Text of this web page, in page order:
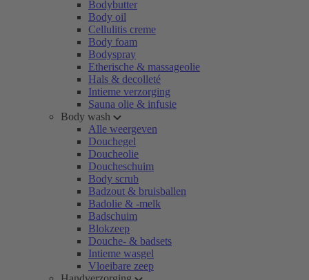
Bodybutter
Body oil
Cellulitis creme
Body foam
Bodyspray
Etherische & massageolie
Hals & decolleté
Intieme verzorging
Sauna olie & infusie
Body wash
Alle weergeven
Douchegel
Doucheolie
Doucheschuim
Body scrub
Badzout & bruisballen
Badolie & -melk
Badschuim
Blokzeep
Douche- & badsets
Intieme wasgel
Vloeibare zeep